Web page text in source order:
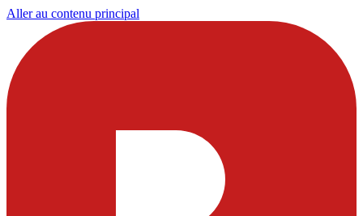
Aller au contenu principal